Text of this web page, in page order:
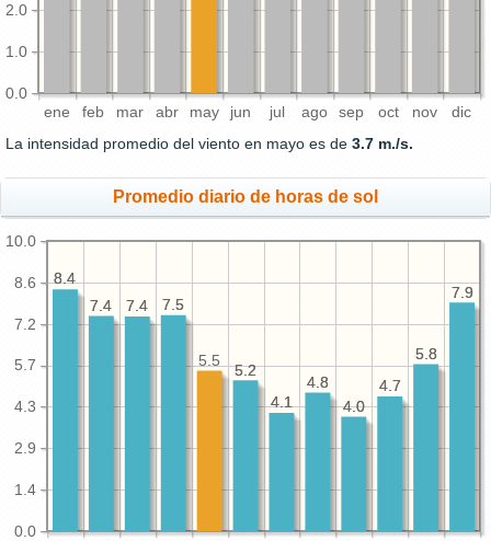
ene feb mar abr may jun jul ago sep oct nov dic
0.0
1.0
2.0
La intensidad promedio del viento en mayo es de 3.7 m./s.
Promedio diario de horas de sol
0.0
1.4
2.9
4.3
5.7
7.2
8.6
10.0
7.9
5.8
4.7
4.0
4.8
4.1
5.2
7.5
7.4
7.4
8.4
7.9
5.8
4.7
4.0
4.8
4.1
5.2
5.5
7.5
7.4
7.4
8.4